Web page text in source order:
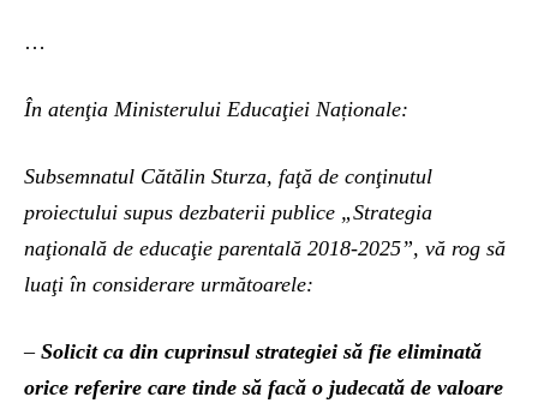
…
În atenţia Ministerului Educaţiei Naționale:
Subsemnatul Cătălin Sturza, faţă de conţinutul
proiectului supus dezbaterii publice „Strategia
naţională de educaţie parentală 2018-2025”, vă rog să
luaţi în considerare următoarele:
– Solicit ca din cuprinsul strategiei să fie eliminată
orice referire care tinde să facă o judecată de valoare